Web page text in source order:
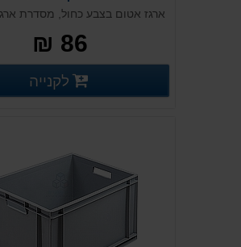
86 ₪
פרטים נוספים
לקנייה